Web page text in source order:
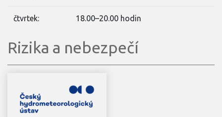
čtvrtek: 18.00–20.00 hodin
Rizika a nebezpečí